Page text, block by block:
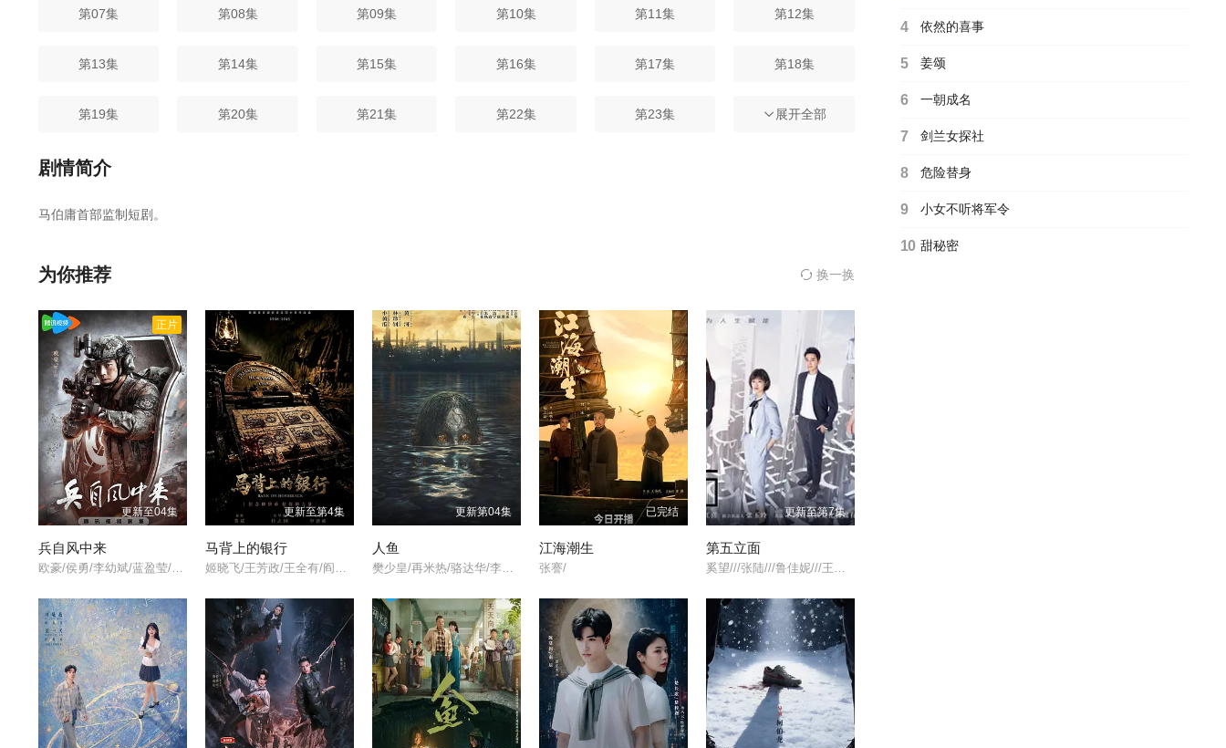
第07集 第08集 第09集 第10集 第11集 第12集
第13集 第14集 第15集 第16集 第17集 第18集
第19集 第20集 第21集 第22集 第23集 第24集
第25集
展开全部
剧情简介
马伯庸首部监制短剧。
为你推荐 换一换
正片
更新至04集
兵自风中来
欧豪/侯勇/李幼斌/蓝盈莹/周德华/丁勇岱/徐洪浩/刘奕君/关亚军/史兰芽/赵荀/夏侯镔/费鲤齐/张进/王春宇/杨舒/阮巨/陈启杰/赵长洲/陈方舟/谢心/傅程鹏/于景骁/吴岳阳/
更新至第4集
马背上的银行
姬晓飞/王芳政/王全有/阎妮/郭烁杰/杜志国/郑卫莉/周舟/Zhou/Zhou/
更新第04集
人鱼
樊少皇/再米热/骆达华/李若希/田浩宁/唐鑫/
已完结
江海潮生
张謇/
更新至第7集
第五立面
奚望///张陆///鲁佳妮///王之一/
4 依然的喜事
5 姜颂
6 一朝成名
7 剑兰女探社
8 危险替身
9 小女不听将军令
10 甜秘密